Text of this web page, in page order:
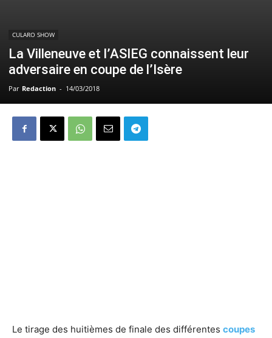
CULARO SHOW
La Villeneuve et l’ASIEG connaissent leur
adversaire en coupe de l’Isère
Par Redaction - 14/03/2018
Le tirage des huitièmes de finale des différentes coupes